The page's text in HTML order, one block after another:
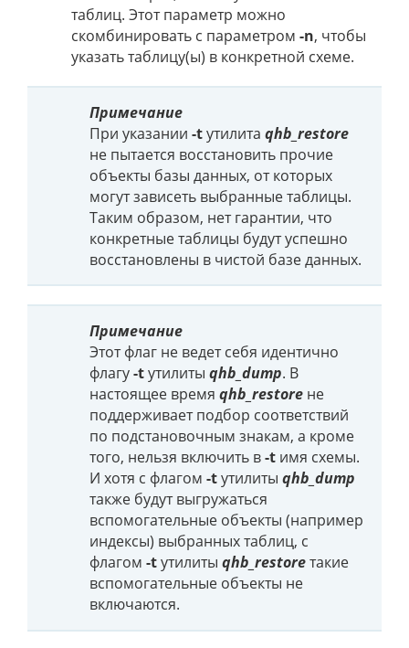
таблиц. Этот параметр можно
скомбинировать с параметром -n, чтобы
указать таблицу(ы) в конкретной схеме.
Примечание
При указании -tутилита qhb_restore
не пытается восстановить прочие
объекты базы данных, от которых
могут зависеть выбранные таблицы.
Таким образом, нет гарантии, что
конкретные таблицы будут успешно
восстановлены в чистой базе данных.
Примечание
Этот флаг не ведет себя идентично
флагу-tутилиты qhb_dump. В
настоящее время qhb_restore не
поддерживает подбор соответствий
по подстановочным знакам, а кроме
того, нельзя включить в-t имя схемы.
И хотя с флагом -tутилиты qhb_dump
также будут выгружаться
вспомогательные объекты (например
индексы) выбранных таблиц, с
флагом -tутилиты qhb_restoreтакие
вспомогательные объекты не
включаются.